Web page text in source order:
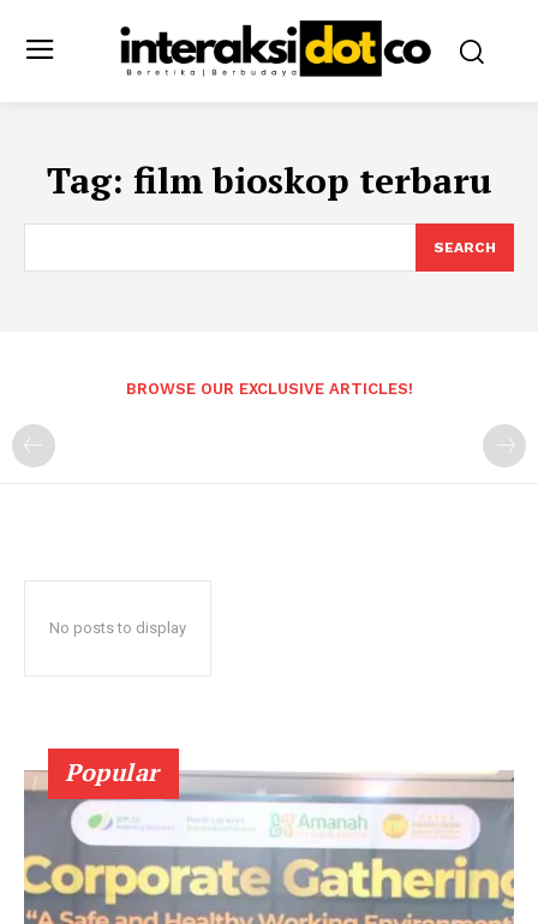
Tag: film bioskop terbaru
SEARCH
BROWSE OUR EXCLUSIVE ARTICLES!
No posts to display
Popular